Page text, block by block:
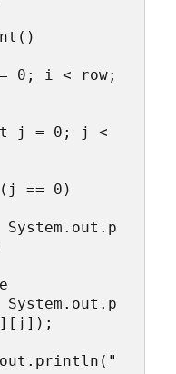
i < row;
0; j <
0)